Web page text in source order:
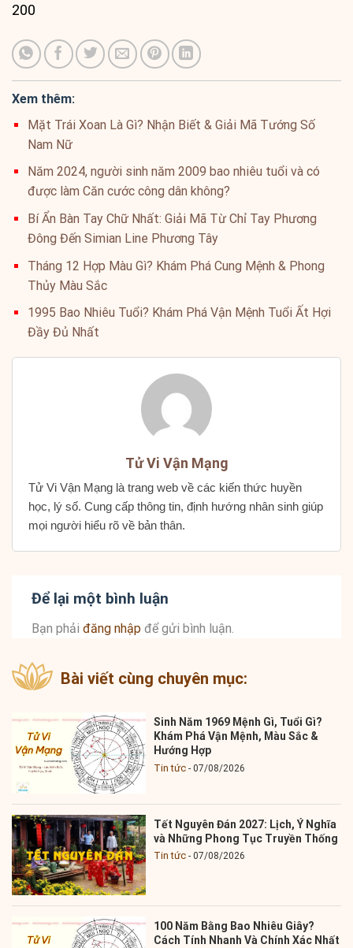
200
Xem thêm:
Mặt Trái Xoan Là Gì? Nhận Biết & Giải Mã Tướng Số
Nam Nữ
Năm 2024, người sinh năm 2009 bao nhiêu tuổi và có
được làm Căn cước công dân không?
Bí Ẩn Bàn Tay Chữ Nhất: Giải Mã Từ Chỉ Tay Phương
Đông Đến Simian Line Phương Tây
Tháng 12 Hợp Màu Gì? Khám Phá Cung Mệnh & Phong
Thủy Màu Sắc
1995 Bao Nhiêu Tuổi? Khám Phá Vận Mệnh Tuổi Ất Hợi
Đầy Đủ Nhất
Tử Vi Vận Mạng
Tử Vi Vận Mạng là trang web về các kiến thức huyền
học, lý số. Cung cấp thông tin, định hướng nhân sinh giúp
mọi người hiểu rõ về bản thân.
Để lại một bình luận
Bạn phải đăng nhập để gửi bình luận.
Bài viết cùng chuyên mục:
Sinh Năm 1969 Mệnh Gì, Tuổi Gì?
Khám Phá Vận Mệnh, Màu Sắc &
Hướng Hợp
Tin tức 07/08/2026
Tết Nguyên Đán 2027: Lịch, Ý Nghĩa
và Những Phong Tục Truyền Thống
Tin tức 07/08/2026
100 Năm Bằng Bao Nhiêu Giây?
Cách Tính Nhanh Và Chính Xác Nhất